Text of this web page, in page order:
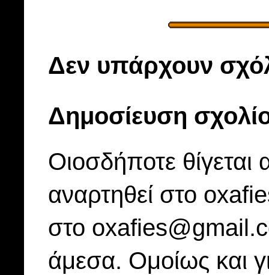
Δεν υπάρχουν
Δημοσίευση
Οιοσδήποτε
αναρτηθεί στο
στο
άμεσα. Ομοίως και